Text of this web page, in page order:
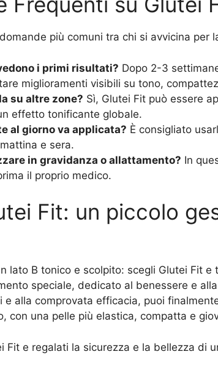
più comuni tra chi si avvicina per
i primi risultati? Dopo 2-3
miglioramenti visibili su tono,
su altre zone? Sì, Glutei Fit può essere
effetto tonificante globale.
al giorno va applicata? È consigliato
e sera.
in gravidanza o allattamento? In
il proprio medico.
Fit: un piccolo
lato B tonico e scolpito: scegli Glutei Fit
speciale, dedicato al benessere e
e alla comprovata efficacia, puoi
con una pelle più elastica, compatta e
Fit e regalati la sicurezza e la bellezza di